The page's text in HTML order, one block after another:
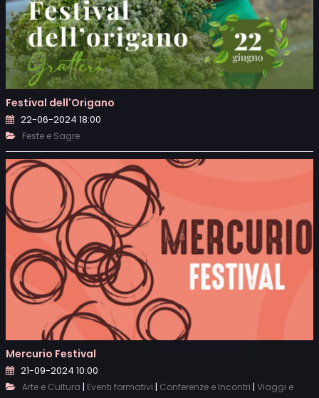
Festival dell'Origano
22-06-2024 18:00
Feste e Sagre
Mercurio Festival
21-09-2024 10:00
Arte e Cultura | Eventi formativi | Conferenze e Incontri | Viaggi e